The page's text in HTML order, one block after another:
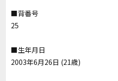
■背番号
25
■生年月日
2003年6月26日 (21歳)